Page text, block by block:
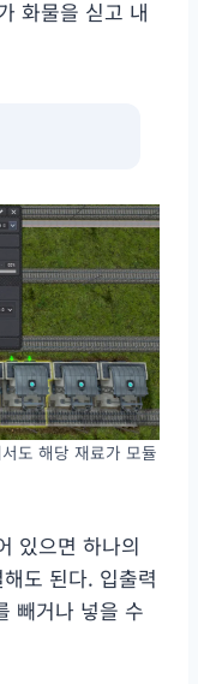
화물을 싣고 내
도 해당 재료가 모듈
있으면 하나의
도 된다. 입출력
빼거나 넣을 수